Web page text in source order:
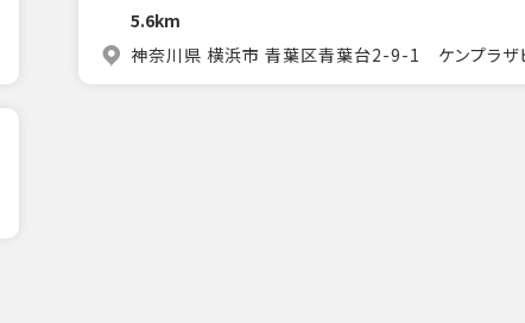
5.6km
神奈川県 横浜市 青葉区青葉台2-9-1 ケンプラザ